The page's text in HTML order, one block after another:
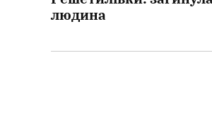
людина